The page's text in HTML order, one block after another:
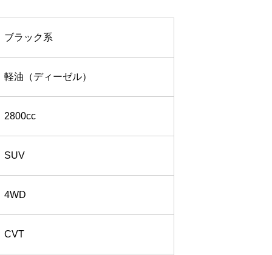
ブラック系
軽油（ディーゼル）
2800cc
SUV
4WD
CVT